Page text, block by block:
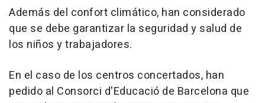
Además del confort climático, han considerado
que se debe garantizar la seguridad y salud de
los niños y trabajadores.
En el caso de los centros concertados, han
pedido al Consorci d'Educació de Barcelona que